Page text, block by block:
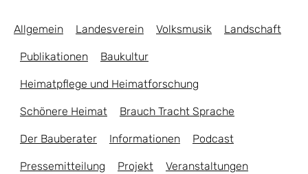
Allgemein Landesverein Volksmusik Landschaft
Publikationen Baukultur
Heimatpflege und Heimatforschung
Schönere Heimat Brauch Tracht Sprache
Der Bauberater Informationen Podcast
Pressemitteilung Projekt Veranstaltungen